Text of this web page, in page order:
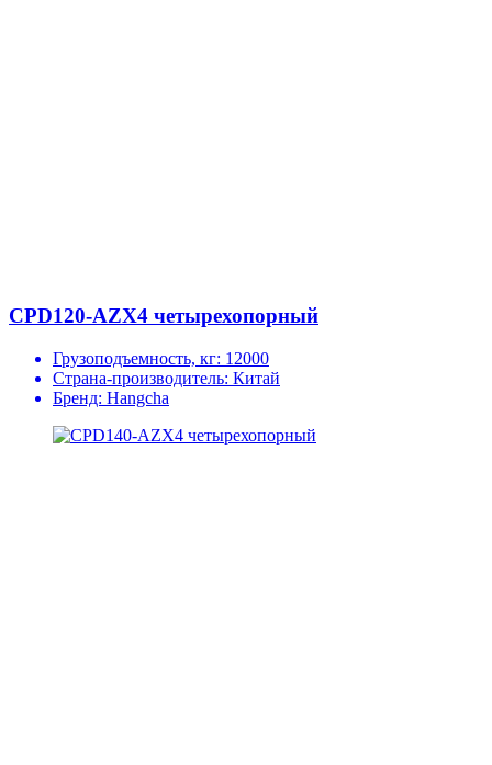
CPD120-AZX4 четырехопорный
Грузоподъемность, кг: 12000
Страна-производитель: Китай
Бренд: Hangcha